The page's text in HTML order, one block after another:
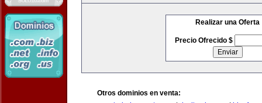
Realizar una Oferta
Precio Ofrecido $
Otros dominios en venta: